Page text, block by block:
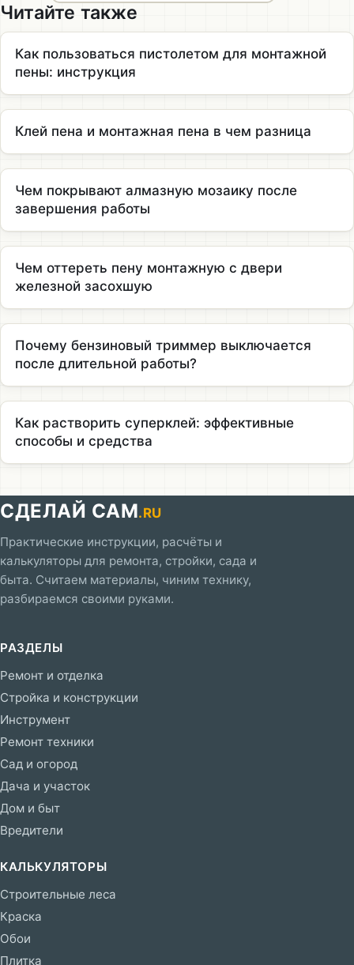
Читайте также
Как пользоваться пистолетом для монтажной
пены: инструкция
Клей пена и монтажная пена в чем разница
Чем покрывают алмазную мозаику после
завершения работы
Чем оттереть пену монтажную с двери
железной засохшую
Почему бензиновый триммер выключается
после длительной работы?
Как растворить суперклей: эффективные
способы и средства
СДЕЛАЙ САМ.RU
Практические инструкции, расчёты и
калькуляторы для ремонта, стройки, сада и
быта. Считаем материалы, чиним технику,
разбираемся своими руками.
РАЗДЕЛЫ
Ремонт и отделка
Стройка и конструкции
Инструмент
Ремонт техники
Сад и огород
Дача и участок
Дом и быт
Вредители
КАЛЬКУЛЯТОРЫ
Строительные леса
Краска
Обои
Плитка